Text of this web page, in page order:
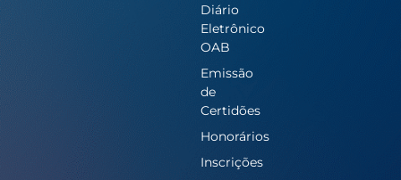
Diário
Eletrônico
OAB
Emissão
de
Certidões
Honorários
Inscrições